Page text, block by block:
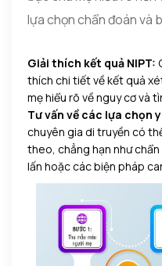
lựa chọn chẩn đoán và
Giải thích kết quả NIPT:
thích chi tiết về kết quả
mẹ hiểu rõ về nguy cơ và
Tư vấn về các lựa chọn
chuyên gia di truyền có
theo, chẳng hạn như
lấn hoặc các biện pháp